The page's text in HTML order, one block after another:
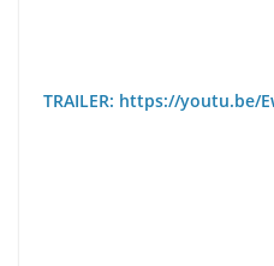
TRAILER: https://youtu.be/